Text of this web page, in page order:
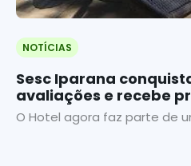
NOTÍCIAS
Sesc Iparana
avaliações e recebe
TripAdvisor
O Hotel agora faz parte de